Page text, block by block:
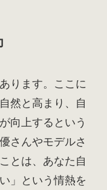
ります。ここに
然と高まり、自
向上するという
さんやモデルさ
とは、あなた自
」という情熱を